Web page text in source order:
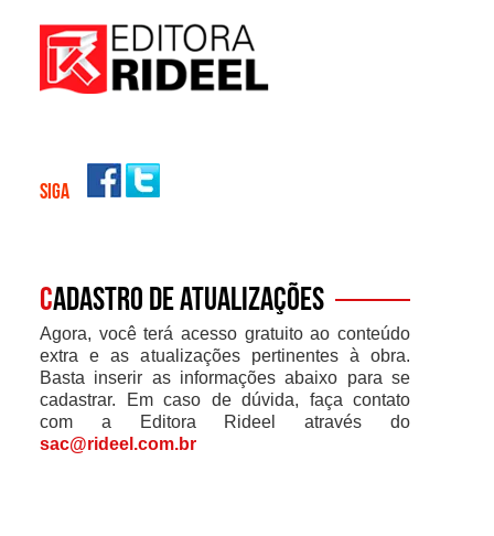
SIGA
Cadastro de atualizações
Agora, você terá acesso gratuito ao conteúdo
extra e as atualizações pertinentes à obra.
Basta inserir as informações abaixo para se
cadastrar. Em caso de dúvida, faça contato
com a Editora Rideel através do
sac@rideel.com.br